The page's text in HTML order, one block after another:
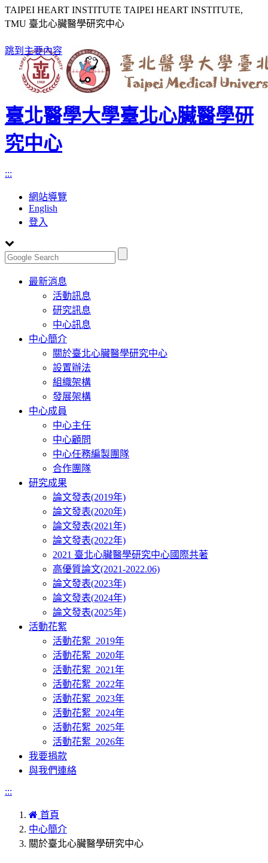
TAIPEI HEART INSTITUTE TAIPEI HEART INSTITUTE,
TMU 臺北心臟醫學研究中心
跳到主要內容
臺北醫學大學臺北心臟醫學研
究中心
:::
網站導覽
English
登入
Toggle
navigation
最新消息
活動訊息
研究訊息
中心訊息
中心簡介
關於臺北心臟醫學研究中心
設置辦法
組織架構
發展架構
中心成員
中心主任
中心顧問
中心任務編製團隊
合作團隊
研究成果
論文發表(2019年)
論文發表(2020年)
論文發表(2021年)
論文發表(2022年)
2021 臺北心臟醫學研究中心國際共著
高優質論文(2021-2022.06)
論文發表(2023年)
論文發表(2024年)
論文發表(2025年)
活動花絮
活動花絮_2019年
活動花絮_2020年
活動花絮_2021年
活動花絮_2022年
活動花絮_2023年
活動花絮_2024年
活動花絮_2025年
活動花絮_2026年
我要捐款
與我們連絡
:::
首頁
中心簡介
關於臺北心臟醫學研究中心